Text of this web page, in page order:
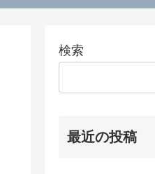
検索
最近の投稿